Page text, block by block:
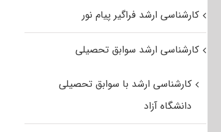
کارشناسی ارشد فراگیر پیام نور
کارشناسی ارشد سوابق تحصیلی
کارشناسی ارشد با سوابق تحصیلی
دانشگاه آزاد